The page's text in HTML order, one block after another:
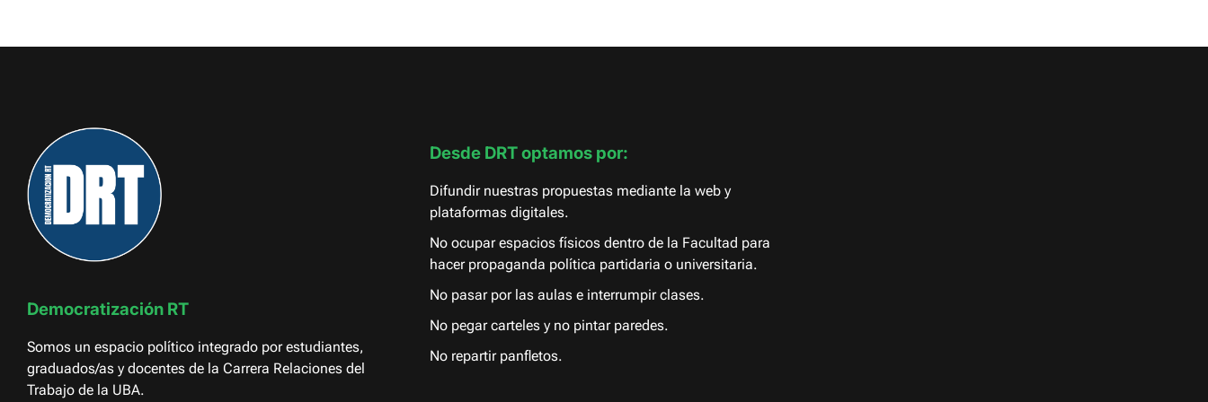
Democratización RT
Somos un espacio político integrado por estudiantes,
graduados/as y docentes de la Carrera Relaciones del
Trabajo de la UBA.
Desde DRT optamos por:
Difundir nuestras propuestas mediante la web y
plataformas digitales.
No ocupar espacios físicos dentro de la Facultad para
hacer propaganda política partidaria o universitaria.
No pasar por las aulas e interrumpir clases.
No pegar carteles y no pintar paredes.
No repartir panfletos.